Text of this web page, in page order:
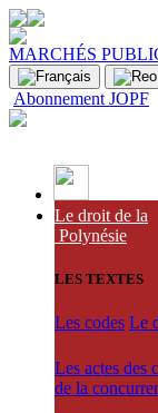
MARCHÉS
Abonnement JOPF
Le droit de la
Polynésie
LES TEXTES
Les codes Le
Les actes des
de la